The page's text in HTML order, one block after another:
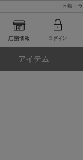
下着・
アイテム